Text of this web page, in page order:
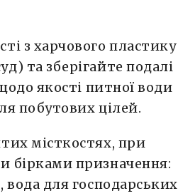
з харчового пластику
та зберігайте подалі
якості питної води
побутових цілей.
місткостях, при
бірками призначення:
вода для господарських